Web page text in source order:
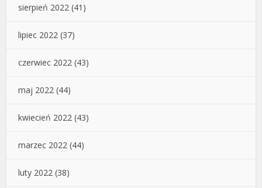
sierpień 2022 (41)
lipiec 2022 (37)
czerwiec 2022 (43)
maj 2022 (44)
kwiecień 2022 (43)
marzec 2022 (44)
luty 2022 (38)